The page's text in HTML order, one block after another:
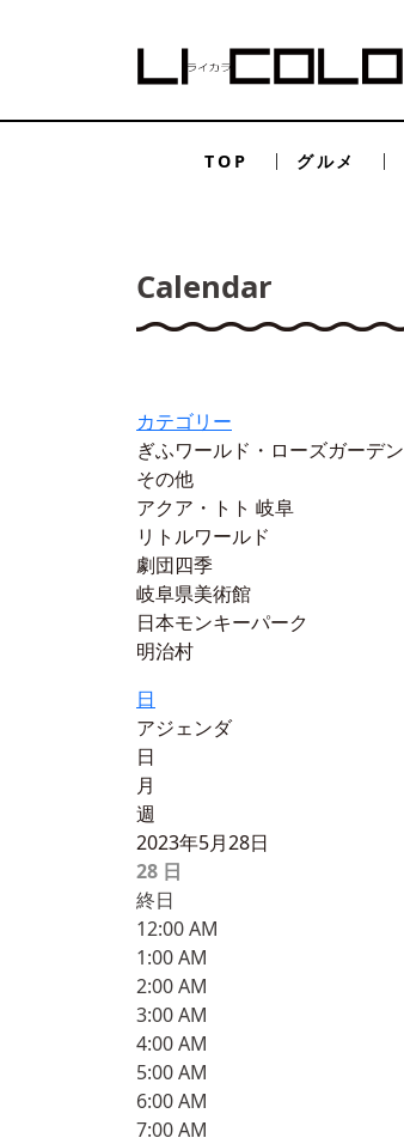
TOP グルメ
Calendar
カテゴリー
ぎふワールド・ローズガーデン
その他
アクア・トト 岐阜
リトルワールド
劇団四季
岐阜県美術館
日本モンキーパーク
明治村
日
アジェンダ
日
月
週
2023年5月28日
28 日
終日
12:00 AM
1:00 AM
2:00 AM
3:00 AM
4:00 AM
5:00 AM
6:00 AM
7:00 AM